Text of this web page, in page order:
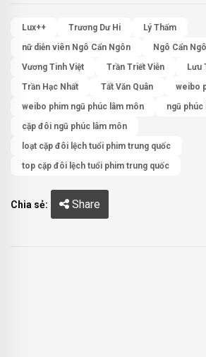
Lux++ Trương Dư Hi
Lý Thấm
nữ diễn viên Ngô Cẩn Ngôn
Ngô Cẩn
Vương Tinh Việt
Trần Triết Viễn
Lưu
Trần Hạc Nhất
Tất Văn Quân
weibo
weibo phim ngũ phúc lâm môn
ngũ phúc
cặp đôi ngũ phúc lâm môn
loạt cặp đôi lệch tuổi phim trung quốc
top cặp đôi lệch tuổi phim trung quốc
Chia sẻ: Share